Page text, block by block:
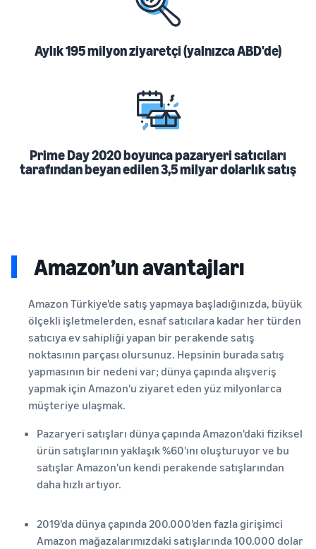
Aylık 195 milyon ziyaretçi (yalnızca ABD'de)
Prime Day 2020 boyunca pazaryeri satıcıları
tarafından beyan edilen 3,5 milyar dolarlık satış
Amazon’un avantajları
Amazon Türkiye'de satış yapmaya başladığınızda, büyük
ölçekli işletmelerden, esnaf satıcılara kadar her türden
satıcıya ev sahipliği yapan bir perakende satış
noktasının parçası olursunuz. Hepsinin burada satış
yapmasının bir nedeni var; dünya çapında alışveriş
yapmak için Amazon'u ziyaret eden yüz milyonlarca
müşteriye ulaşmak.
Pazaryeri satışları dünya çapında Amazon'daki fiziksel
ürün satışlarının yaklaşık %60'ını oluşturuyor ve bu
satışlar Amazon'un kendi perakende satışlarından
daha hızlı artıyor.
2019'da dünya çapında 200.000'den fazla girişimci
Amazon mağazalarımızdaki satışlarında 100.000 dolar